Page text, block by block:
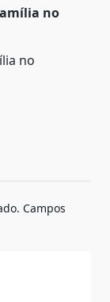
no
no
Campos